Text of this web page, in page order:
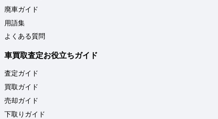
廃車ガイド
用語集
よくある質問
車買取査定お役立ちガイド
査定ガイド
買取ガイド
売却ガイド
下取りガイド